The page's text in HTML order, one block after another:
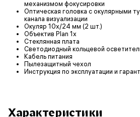
механизмом фокусировки
Оптическая головка с окулярными
канала визуализации
Окуляр 10х/24 мм (2 шт.)
Объектив Plan 1x
Стеклянная плата
Светодиодный кольцевой
Кабель питания
Пылезащитный чехол
Инструкция по эксплуатации и
Характеристики